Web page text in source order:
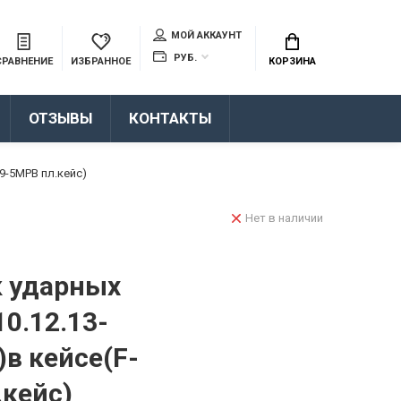
ИЗБРАННОЕ
МОЙ АККАУНТ
РУБ.
КОРЗИНА
ОТЗЫВЫ КОНТАКТЫ
5MPB пл.кейс)
ударных
кейсе(F-
Нет в наличии